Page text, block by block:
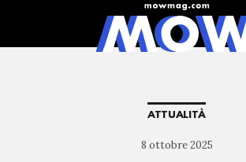
ATTUALITÀ
8 ottobre 2025